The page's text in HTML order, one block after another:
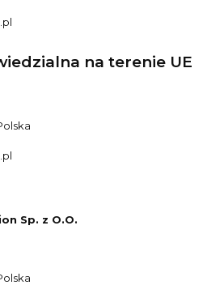
na terenie UE
Sp. z O.O.